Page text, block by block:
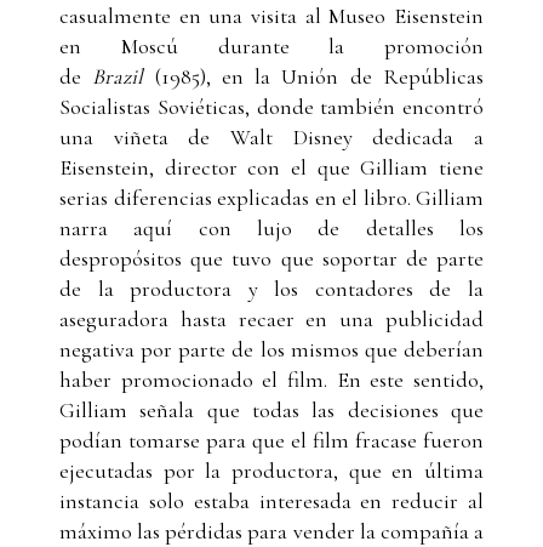
casualmente en una visita al Museo Eisenstein
en Moscú durante la promoción
de Brazil (1985), en la Unión de Repúblicas
Socialistas Soviéticas, donde también encontró
una viñeta de Walt Disney dedicada a
Eisenstein, director con el que Gilliam tiene
serias diferencias explicadas en el libro. Gilliam
narra aquí con lujo de detalles los
despropósitos que tuvo que soportar de parte
de la productora y los contadores de la
aseguradora hasta recaer en una publicidad
negativa por parte de los mismos que deberían
haber promocionado el film. En este sentido,
Gilliam señala que todas las decisiones que
podían tomarse para que el film fracase fueron
ejecutadas por la productora, que en última
instancia solo estaba interesada en reducir al
máximo las pérdidas para vender la compañía a